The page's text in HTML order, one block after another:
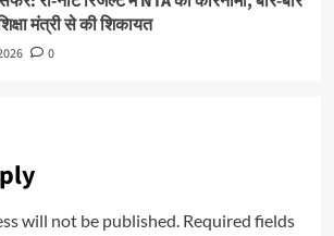
मंत्री से की शिकायत
0
will not be published. Required fields